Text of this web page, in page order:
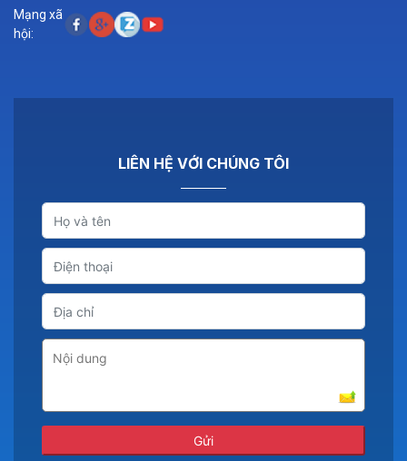
Mạng xã
hội:
LIÊN HỆ VỚI CHÚNG TÔI